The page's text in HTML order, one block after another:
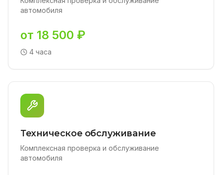
автомобиля
от 18 500 ₽
4 часа
Техническое обслуживание
Комплексная проверка и обслуживание
автомобиля